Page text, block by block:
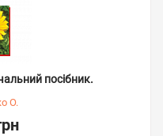
посібник.
О.